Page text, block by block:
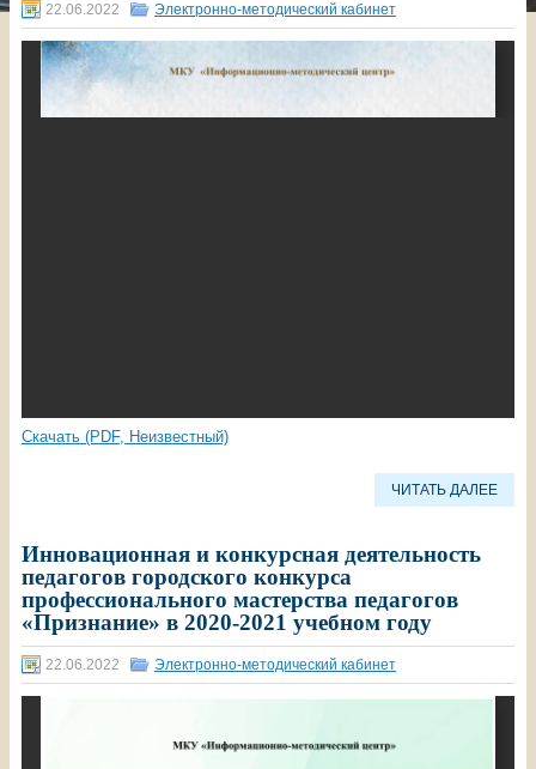
22.06.2022 Электронно-методический кабинет
Скачать (PDF, Неизвестный)
ЧИТАТЬ ДАЛЕЕ
Инновационная и конкурсная деятельность
педагогов городского конкурса
профессионального мастерства педагогов
«Признание» в 2020-2021 учебном году
22.06.2022 Электронно-методический кабинет